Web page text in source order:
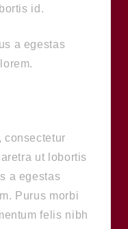
id.
a egestas
consectetur
ut lobortis
a egestas
Purus morbi
felis nibh